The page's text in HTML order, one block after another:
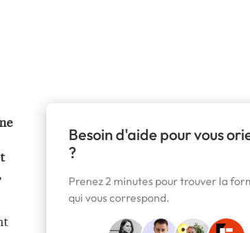
Besoin d'aide pour vous
?
Prenez 2 minutes pour trouver la
qui vous correspond.